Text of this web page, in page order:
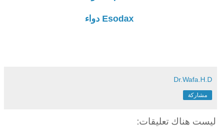
Dr.Wafa.H.D
مشاركة
ليست هناك تعليقات: